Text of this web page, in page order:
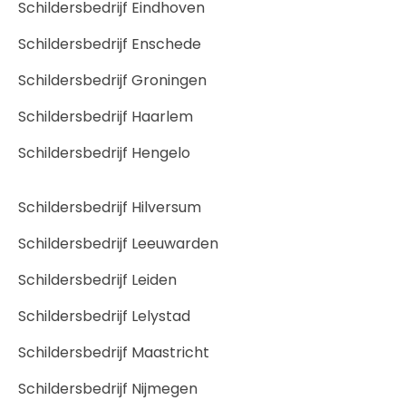
Schildersbedrijf Eindhoven
Schildersbedrijf Enschede
Schildersbedrijf Groningen
Schildersbedrijf Haarlem
Schildersbedrijf Hengelo
Schildersbedrijf Hilversum
Schildersbedrijf Leeuwarden
Schildersbedrijf Leiden
Schildersbedrijf Lelystad
Schildersbedrijf Maastricht
Schildersbedrijf Nijmegen